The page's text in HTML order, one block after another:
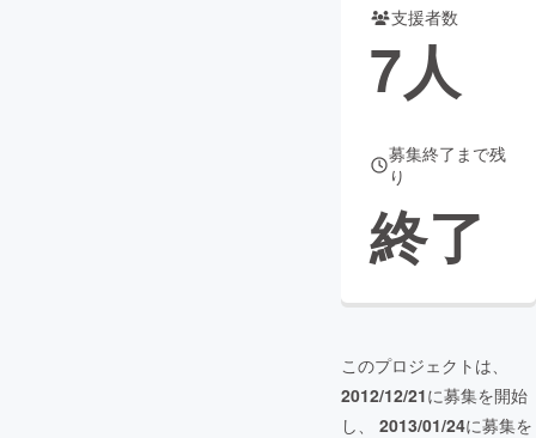
コミュニティ
支援者数
7人
募集終了まで残
り
終了
このプロジェクトは、
2012/12/21に募集を開始
し、 2013/01/24に募集を